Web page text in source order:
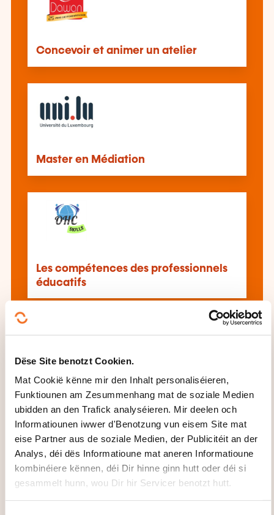
Dëse Site benotzt Cookien.
Mat Cookië kënne mir den Inhalt personaliséieren,
Funktiounen am Zesummenhang mat de soziale Medien
ubidden an den Trafick analyséieren. Mir deelen och
Informatiounen iwwer d'Benotzung vun eisem Site mat
eise Partner aus de soziale Medien, der Publicitéit an der
Analys, déi dës Informatioune mat aneren Informatioune
kombinéiere kënnen, déi Dir hinne ginn hutt oder déi si
gesammelt hunn, wou Dir hir Servicer benotzt hutt.
Concevoir et animer un atelier
Master en Médiation
Les compétences des professionnels
éducatifs
Dës aner Formatioune kéinten Iech och
interesséieren:
Akaf Formatioun
Begleedung Formatioun
Formatioun Enseignant
Formatioun Formateur
Formatioun occasionnelle Formateur
Formatioun spezialiséierte Formateur
Formatiounsingenierie
Formatiounsplang
Gestioun Formatioun